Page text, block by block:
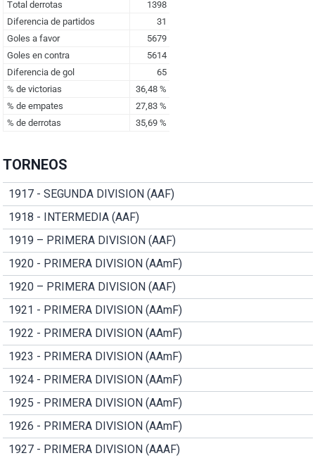
TORNEOS
1917 - SEGUNDA DIVISION (AAF)
1918 - INTERMEDIA (AAF)
1919 – PRIMERA DIVISION (AAF)
1920 - PRIMERA DIVISION (AAmF)
1920 – PRIMERA DIVISION (AAF)
1921 - PRIMERA DIVISION (AAmF)
1922 - PRIMERA DIVISION (AAmF)
1923 - PRIMERA DIVISION (AAmF)
1924 - PRIMERA DIVISION (AAmF)
1925 - PRIMERA DIVISION (AAmF)
1926 - PRIMERA DIVISION (AAmF)
1927 - PRIMERA DIVISION (AAAF)